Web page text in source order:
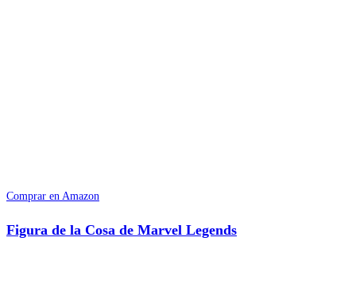
Comprar en Amazon
Figura de la Cosa de Marvel Legends